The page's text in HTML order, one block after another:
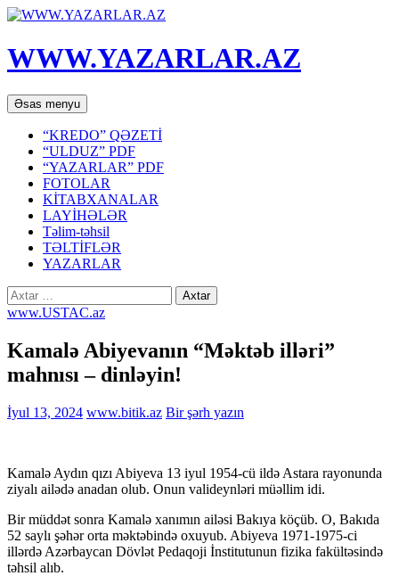
WWW.YAZARLAR.AZ
Axtar
Əsas menyu Mühtəviyyata
keç
“KREDO” QƏZETİ
“ULDUZ” PDF
“YAZARLAR” PDF
FOTOLAR
KİTABXANALAR
LAYİHƏLƏR
Təlim-təhsil
TƏLTİFLƏR
YAZARLAR
Axtarış:
www.USTAC.az
Kamalə Abiyevanın “Məktəb illəri”
mahnısı – dinləyin!
İyul 13, 2024 www.bitik.az Bir şərh yazın
Kamalə Aydın qızı Abiyeva 13 iyul 1954-cü ildə Astara rayonunda
ziyalı ailədə anadan olub. Onun valideynləri müəllim idi.
Bir müddət sonra Kamalə xanımın ailəsi Bakıya köçüb. O, Bakıda
52 saylı şəhər orta məktəbində oxuyub. Abiyeva 1971-1975-ci
illərdə Azərbaycan Dövlət Pedaqoji İnstitutunun fizika fakültəsində
təhsil alıb.